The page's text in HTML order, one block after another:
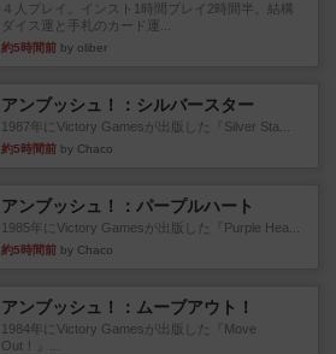
４人プレイ。インスト1時間プレイ2時間半。結構
ダイス運と手札のカード運...
約5時間前 by oliber
アンブッシュ！：シルバースター
1987年にVictory Gamesが出版した『Silver Sta...
約5時間前 by Chaco
アンブッシュ！：パープルハート
1985年にVictory Gamesが出版した『Purple Hea...
約5時間前 by Chaco
アンブッシュ！：ムーブアウト！
1984年にVictory Gamesが出版した『Move
Out！』...